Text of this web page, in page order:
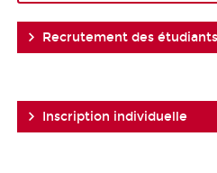
Recrutement des
Inscription individuelle